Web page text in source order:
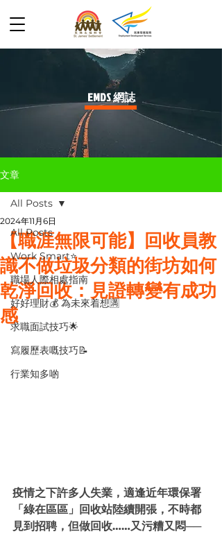
​EMDS 網誌
文章
All Posts
Work Smart⭐️
職場人際相處指南
好好理財💰 為未來着想🈵
求職面試技巧🌟
寫履歷表嘅技巧📝
行業知多啲
All Posts
【職涯無限可能】回收員教
識不做垃圾分類的街坊如何
乾淨回收：見證轉變有成功
感
2024年11月6日
疫情之下許多人失業，適逢近年環保署
「綠在區區」回收站陸續開張，不時都
見到招聘，但做回收……又污糟又悶──